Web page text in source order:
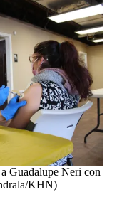
Guadalupe Neri con
KHN)